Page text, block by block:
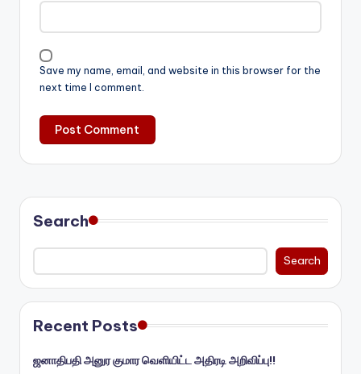
Save my name, email, and website in this browser for the
next time I comment.
Search
Search
Recent Posts
ஜனாதிபதி அனுர குமார வெளியிட்ட அதிரடி அறிவிப்பு!!